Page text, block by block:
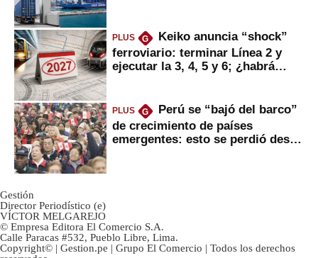
PLUS G
Keiko anuncia “shock”
ferroviario: terminar Línea 2 y
ejecutar la 3, 4, 5 y 6; ¿habrá
PLUS G
Perú se “bajó del barco”
de crecimiento de países
emergentes: esto se perdió desde
Gestión
Director Periodístico (e)
VÍCTOR MELGAREJO
© Empresa Editora El Comercio S.A.
Calle Paracas #532, Pueblo Libre, Lima.
Copyright© | Gestion.pe | Grupo El Comercio | Todos los derechos